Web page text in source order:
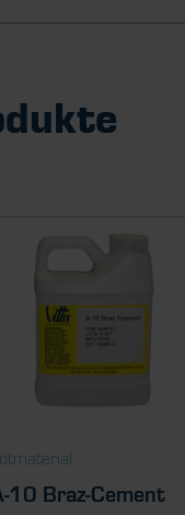
10 Braz-Cement